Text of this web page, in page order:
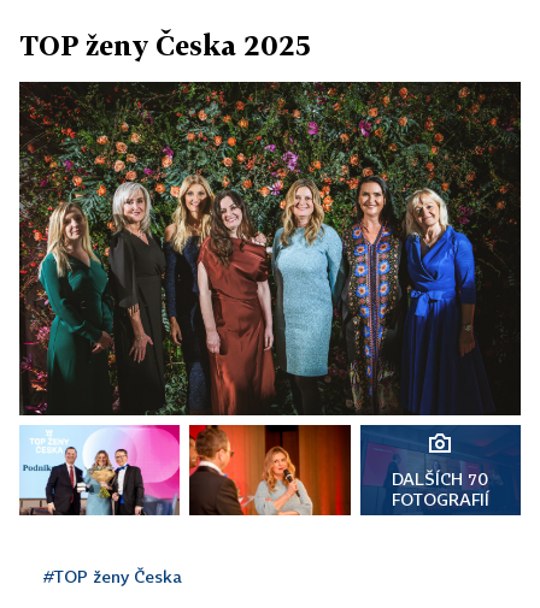
TOP ženy Česka 2025
DALŠÍCH 70
FOTOGRAFIÍ
#TOP ženy Česka